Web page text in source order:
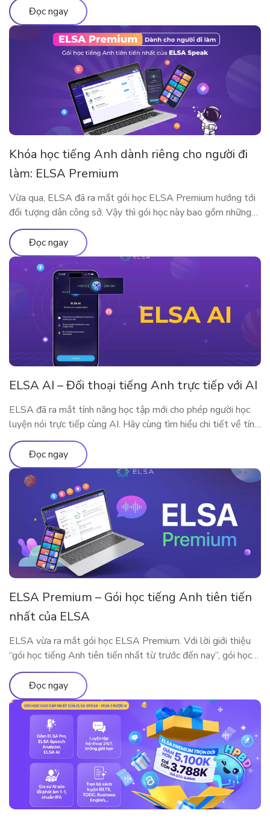
cùng tìm hiểu qua bài viết này nhé!
Đọc ngay
Khóa học tiếng Anh dành riêng cho người đi
làm: ELSA Premium
Vừa qua, ELSA đã ra mắt gói học ELSA Premium hướng tới
đối tượng dân công sở. Vậy thì gói học này bao gồm những
gì? Vì sao ELSA Premium lại phù hợp với người đi làm? Hãy
cùng tìm hiểu qua bài viết sau nhé!
Đọc ngay
ELSA AI – Đối thoại tiếng Anh trực tiếp với AI
ELSA đã ra mắt tính năng học tập mới cho phép người học
luyện nói trực tiếp cùng AI. Hãy cùng tìm hiểu chi tiết về tính
năng qua bài viết
Đọc ngay
ELSA Premium – Gói học tiếng Anh tiên tiến
nhất của ELSA
ELSA vừa ra mắt gói học ELSA Premium. Với lời giới thiệu
“gói học tiếng Anh tiên tiến nhất từ trước đến nay”, gói học
này bao gồm những gì?
Đọc ngay